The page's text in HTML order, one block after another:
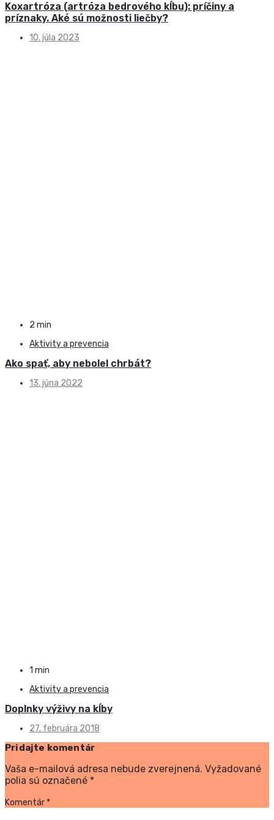
Koxartróza (artróza bedrového kĺbu): príčiny a
príznaky. Aké sú možnosti liečby?
10. júla 2023
2 min
Aktivity a prevencia
Ako spať, aby nebolel chrbát?
13. júna 2022
1 min
Aktivity a prevencia
Doplnky výživy na kĺby
27. februára 2018
Pridajte komentár
Vaša e-mailová adresa nebude zverejnená. Vyžadované
polia sú označené *
Komentár *